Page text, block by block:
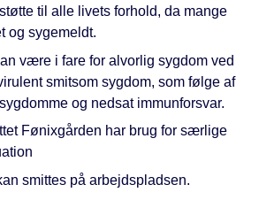
til alle livets forhold, da mange
og sygemeldt.
være i fare for alvorlig sygdom ved
smitsom sygdom, som følge af
og nedsat immunforsvar.
Fønixgården har brug for særlige
smittes på arbejdspladsen.